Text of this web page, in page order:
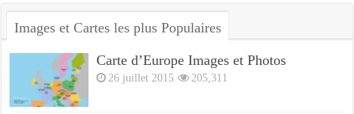
Images et Cartes les plus Populaires
Carte d’Europe Images et Photos
26 juillet 2015 205,311